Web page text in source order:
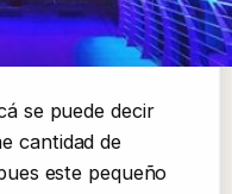
se puede decir
cantidad de
este pequeño